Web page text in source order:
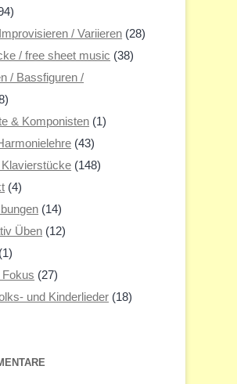
/ Variieren (28)
/ free sheet music (38)
/ Bassfiguren /
& Komponisten (1)
(43)
(148)
(4)
(14)
Üben (12)
(1)
(27)
und Kinderlieder (18)